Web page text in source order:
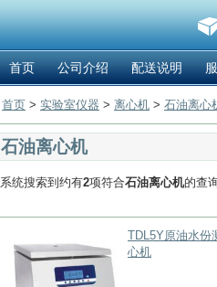
首页 公司介绍 配送说明
首页 > 实验室仪器 > 离心机 > 石油离心
石油离心机
系统搜索到约有2项符合石油离心机的查
TDL5Y原油水份
心机